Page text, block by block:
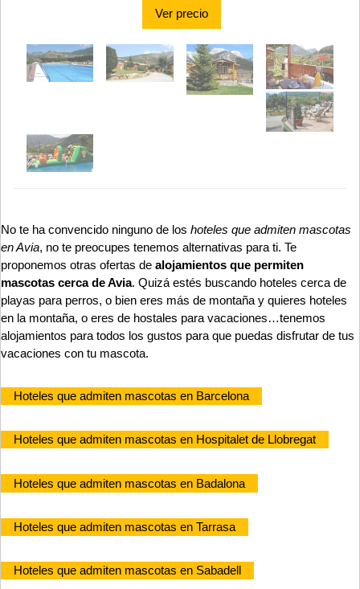
Ver precio
No te ha convencido ninguno de los hoteles que admiten mascotas
en Avia, no te preocupes tenemos alternativas para ti. Te
proponemos otras ofertas de alojamientos que permiten
mascotas cerca de Avia. Quizá estés buscando hoteles cerca de
playas para perros, o bien eres más de montaña y quieres hoteles
en la montaña, o eres de hostales para vacaciones…tenemos
alojamientos para todos los gustos para que puedas disfrutar de tus
vacaciones con tu mascota.
Hoteles que admiten mascotas en Barcelona
Hoteles que admiten mascotas en Hospitalet de Llobregat
Hoteles que admiten mascotas en Badalona
Hoteles que admiten mascotas en Tarrasa
Hoteles que admiten mascotas en Sabadell